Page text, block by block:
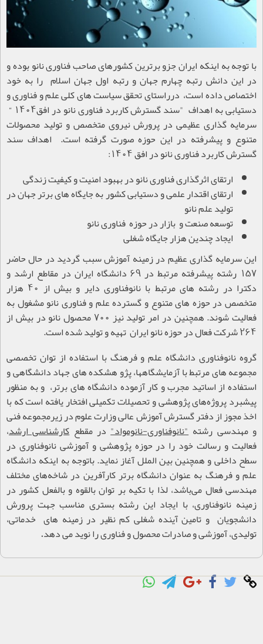
با توجه به اینکه ایران جزو برترین کشورهای صاحب فناوری نانو بوده و
در این دانش رتبه چهارم جهان و رتبه اول جهان اسلام را به خود
اختصاص داده است، درراستای تحقق سیاست های کلی علم و فناوری و
دستیابی به اهداف "سند گسترش کاربرد فناوری نانو در افق1404 “
سرمایه گذاری عظیمی در پرورش نیروی متخصص و تولید محصولات
متنوع و پیشرفته در این حوزه صورت گرفته است. اهداف سند
گسترش کاربرد فناوری نانو در افق 1404:
ارتقای اثرگذاری فناوری نانو در بهبود امنیت و کیفیت زندگی
ارتقای اقتدار علمی و دستیابی کشور به جایگاه های برتر جهان در
تولید علم نانو
توسعه صنعت و بازار در حوزه فناوری نانو
ایجاد چندین هزار جایگاه شغلی
این سرمایه گذاری عظیم در زمینه آموزش سبب گردید در حال حاضر
157 رشته پیشرفته مرتبط در 69 دانشگاه ایران در مقاطع ارشد و
دکترا در رشته های مرتبط با نانوفناوری دایر و بیش از 40 هزار
متخصص در حوزه های متنوع و گسترده علم و فناوری نانو مشغول به
فعالیت شوند. همچنین در امر تولید نیز 700 محصول نانو در بیش از
264 شرکت فعال در حوزه نانو ایران تهیه و تولید شده است.
گروه نانوفناوری دانشگاه علم و فرهنگ با استفاده از توان تخصصی
مجموعه های مرتبط با آزمایشگاهها، پژو هشکده های جهاد دانشگاهی و
استفاده از اساتید مجرب و کار آزموده دانشگاه های برتر، و به منظور
پیشبرد پروژه‌های پژوهشی و تحصیلات تکمیلی افتخار یافته است که با
اخذ مجوز از دفتر گسترش آموزش عالی وزارت علوم در زیرمجموعه فنی
و مهندسی رشته "نانوفناوری-نانومواد" در مقطع کارشناسی ارشد،
فعالیت و رسالت خود را در حوزه پژوهشی و آموزشی نانوفناوری در
سطح داخلی و همچنین بین الملل آغاز نماید. باتوجه به اینکه دانشگاه
علم و فرهنگ به عنوان دانشگاه برتر کارآفرین در شاخه‌های مختلف
مهندسی فعال می‌باشد، لذا با تکیه بر توان بالقوه و بالفعل کشور در
زمینه نانوفناوری، با ایجاد این رشته بستری مناسب جهت پرورش
دانشجویان و تامین آینده شغلی کم نظیر در زمینه های خدماتی،
تولیدی، آموزشی و صادرات محصول و فناوری را نوید می دهد.